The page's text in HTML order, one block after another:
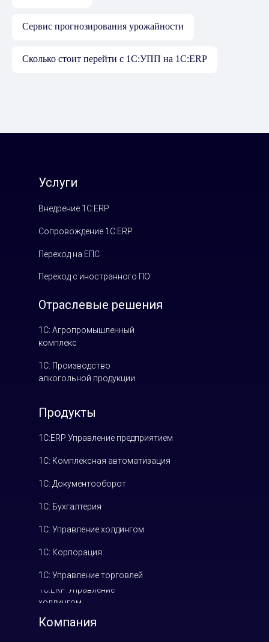
Сервис прогнозирования урожайности
Сколько стоит перейти с 1С:УПП на 1С:ERP
Услуги
Отраслевые решения
Продукты
Компания
1С: Агропромышленный
комплекс
1С: Производство
алкогольной продукции
1С:ERP Управление предприятием
1С: Комплексная автоматизация
1С: Документооборот
1С: Управление холдингом
1С: Корпорация
1С: Бухгалтерия
1С: Управление торговлей
1С:ERP Управление
холдингом
Внедрение 1С:ERP
Сопровождение 1С:ERP
Переход на ЕПС
Переход с иностранного ПО